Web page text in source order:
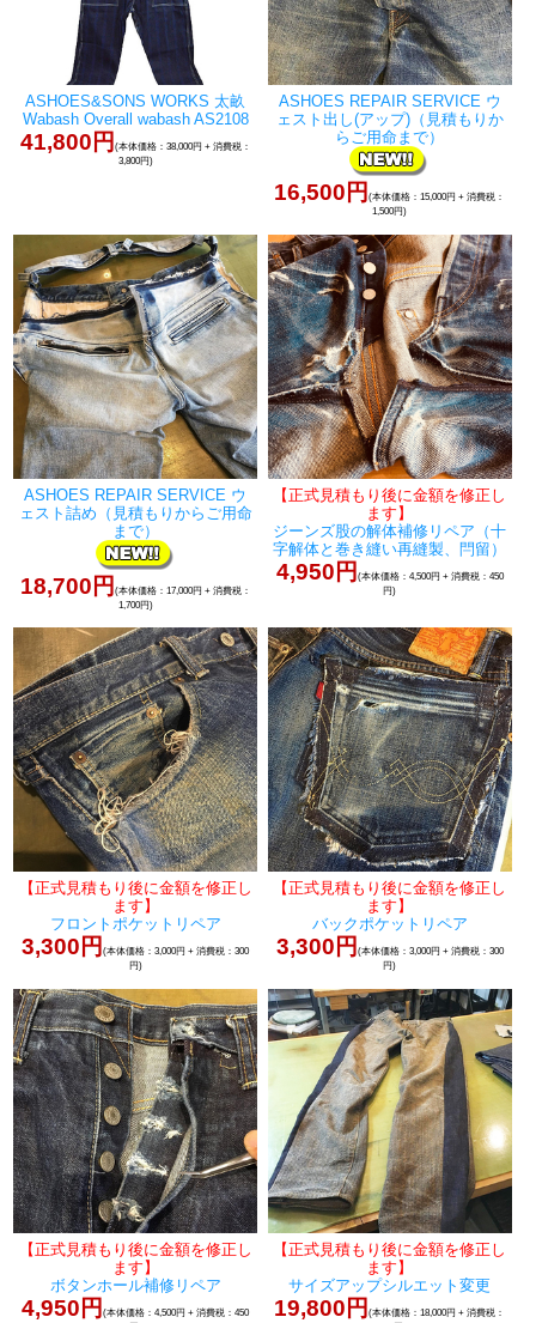
ASHOES&SONS WORKS 太畝
Wabash Overall wabash AS2108
41,800円 (本体価格：38,000円 + 消費税：
3,800円)
ASHOES REPAIR SERVICE ウ
ェスト出し(アップ)（見積もりか
らご用命まで）
16,500円(本体価格：15,000円 + 消費税：
1,500円)
ASHOES REPAIR SERVICE ウ
ェスト詰め（見積もりからご用命
まで）
18,700円 (本体価格：17,000円 + 消費税：
1,700円)
【正式見積もり後に金額を修正し
ます】
ジーンズ股の解体補修リペア（十
字解体と巻き縫い再縫製、閂留）
4,950円 (本体価格：4,500円 + 消費税：450
円)
【正式見積もり後に金額を修正し
ます】
フロントポケットリペア
3,300円(本体価格：3,000円 + 消費税：300
円)
【正式見積もり後に金額を修正し
ます】
バックポケットリペア
3,300円 (本体価格：3,000円 + 消費税：300
円)
【正式見積もり後に金額を修正し
ます】
ボタンホール補修リペア
4,950円(本体価格：4,500円 + 消費税：450
【正式見積もり後に金額を修正し
ます】
サイズアップシルエット変更
19,800円(本体価格：18,000円 + 消費税：